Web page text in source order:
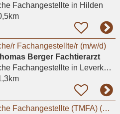
Fachangestelltein Hilden
r Fachangestellte/r (m/w/d)
Berger Fachtierarzt
Fachangestelltein Leverkusen, Küppersteg
Tiermedizinische Fachangestellte (TMFA) (m/w/d) in Voll- oder Teilzeit gesucht